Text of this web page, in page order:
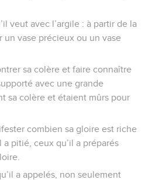
veut avec l’argile : à partir de la
vase précieux ou un vase
sa colère et faire connaître
avec une grande
sa colère et étaient mûrs pour
combien sa gloire est riche
pitié, ceux qu’il a préparés
a appelés, non seulement